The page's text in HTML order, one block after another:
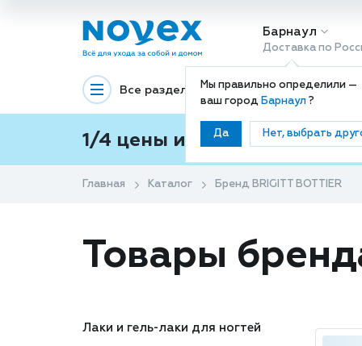
Барнаул
Доставка по
Мы правильно определили —
ваш город Барнаул?
Да Нет, выбрать
Все разделы Декоративная
1/4 цены и покупки ваши с
Главная Каталог Бренд BRIGITT BOTTIER
Товары
Лаки и гель-лаки для ногтей